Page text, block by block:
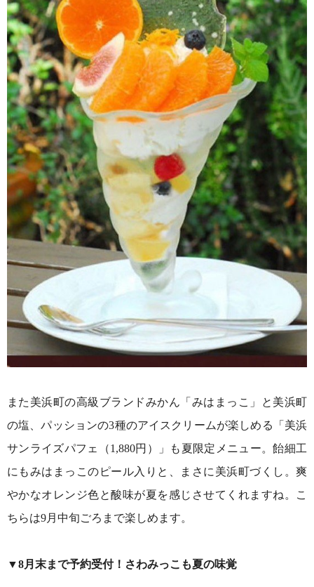
また美浜町の高級ブランドみかん「みはまっこ」と美浜町
の塩、パッションの3種のアイスクリームが楽しめる「美浜
サンライズパフェ（1,880円）」も夏限定メニュー。飴細工
にもみはまっこのピール入りと、まさに美浜町づくし。爽
やかなオレンジ色と酸味が夏を感じさせてくれますね。こ
ちらは9月中旬ごろまで楽しめます。
▼8月末まで予約受付！さわみっこも夏の味覚